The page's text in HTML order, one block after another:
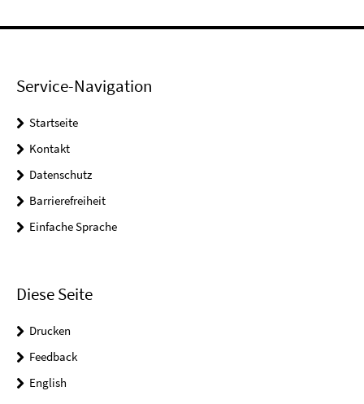
Service-Navigation
Startseite
Kontakt
Datenschutz
Barrierefreiheit
Einfache Sprache
Diese Seite
Drucken
Feedback
English